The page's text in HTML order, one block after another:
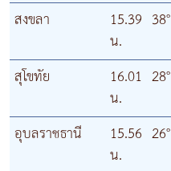
สงขลา
15.39
น.
38°
สุโขทัย
16.01
น.
28°
อุบลราชธานี
15.56
น.
26°